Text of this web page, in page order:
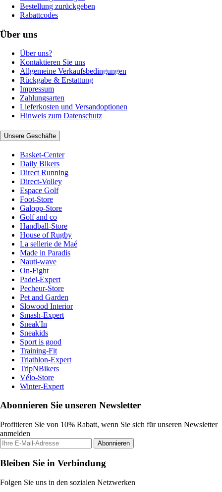
Bestellung zurückgeben
Rabattcodes
Über uns
Über uns?
Kontaktieren Sie uns
Allgemeine Verkaufsbedingungen
Rückgabe & Erstattung
Impressum
Zahlungsarten
Lieferkosten und Versandoptionen
Hinweis zum Datenschutz
Unsere Geschäfte
Basket-Center
Daily Bikers
Direct Running
Direct-Volley
Espace Golf
Foot-Store
Galopp-Store
Golf and co
Handball-Store
House of Rugby
La sellerie de Maé
Made in Paradis
Nauti-wave
On-Fight
Padel-Expert
Pecheur-Store
Pet and Garden
Slowood Interior
Smash-Expert
Sneak'In
Sneakids
Sport is good
Training-Fit
Triathlon-Expert
TripNBikers
Vélo-Store
Winter-Expert
Abonnieren Sie unseren Newsletter
Profitieren Sie von 10% Rabatt, wenn Sie sich für unseren Newsletter
anmelden
Abonnieren
Bleiben Sie in Verbindung
Folgen Sie uns in den sozialen Netzwerken